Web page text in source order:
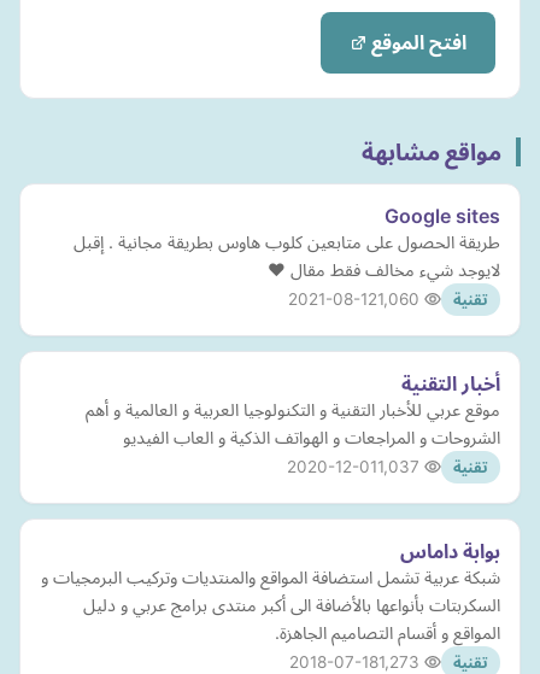
افتح الموقع
مواقع مشابهة
Google sites
طريقة الحصول على متابعين كلوب هاوس بطريقة مجانية . إقبل
لايوجد شيء مخالف فقط مقال ❤
تقنية 2021-08-12
أخبار التقنية
موقع عربي للأخبار التقنية و التكنولوجيا العربية و العالمية و أهم
الشروحات و المراجعات و الهواتف الذكية و العاب الفيديو
تقنية 2020-12-01
بوابة داماس
شبكة عربية تشمل استضافة المواقع والمنتديات وتركيب البرمجيات و
السكربتات بأنواعها بالأضافة الى أكبر منتدى برامج عربي و دليل
المواقع و أقسام التصاميم الجاهزة.
تقنية 2018-07-18